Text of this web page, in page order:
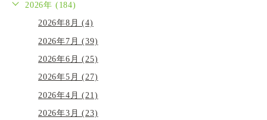
2026年 (184)
2026年8月 (4)
2026年7月 (39)
2026年6月 (25)
2026年5月 (27)
2026年4月 (21)
2026年3月 (23)